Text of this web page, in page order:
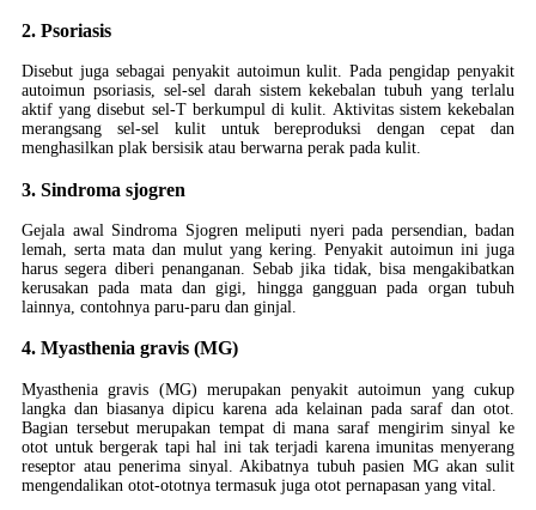
2. Psoriasis
Disebut juga sebagai penyakit autoimun kulit. Pada pengidap penyakit
autoimun psoriasis, sel-sel darah sistem kekebalan tubuh yang terlalu
aktif yang disebut sel-T berkumpul di kulit. Aktivitas sistem kekebalan
merangsang sel-sel kulit untuk bereproduksi dengan cepat dan
menghasilkan plak bersisik atau berwarna perak pada kulit.
3. Sindroma sjogren
Gejala awal Sindroma Sjogren meliputi nyeri pada persendian, badan
lemah, serta mata dan mulut yang kering. Penyakit autoimun ini juga
harus segera diberi penanganan. Sebab jika tidak, bisa mengakibatkan
kerusakan pada mata dan gigi, hingga gangguan pada organ tubuh
lainnya, contohnya paru-paru dan ginjal.
4. Myasthenia gravis (MG)
Myasthenia gravis (MG) merupakan penyakit autoimun yang cukup
langka dan biasanya dipicu karena ada kelainan pada saraf dan otot.
Bagian tersebut merupakan tempat di mana saraf mengirim sinyal ke
otot untuk bergerak tapi hal ini tak terjadi karena imunitas menyerang
reseptor atau penerima sinyal. Akibatnya tubuh pasien MG akan sulit
mengendalikan otot-ototnya termasuk juga otot pernapasan yang vital.